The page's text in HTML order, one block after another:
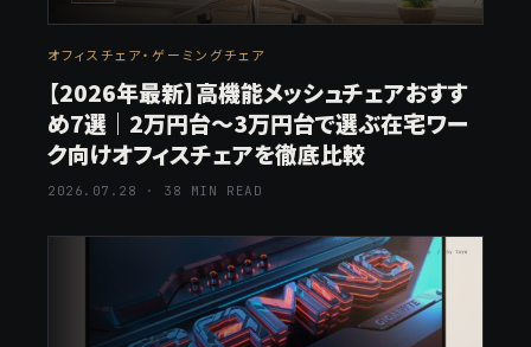
オフィスチェア・ゲーミングチェア
【2026年最新】高機能メッシュチェアおすす
め7選｜2万円台〜3万円台で選ぶ在宅ワー
ク向けオフィスチェアを徹底比較
2026.07.28 · 38 MIN READ